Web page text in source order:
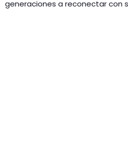
generaciones a reconectar con